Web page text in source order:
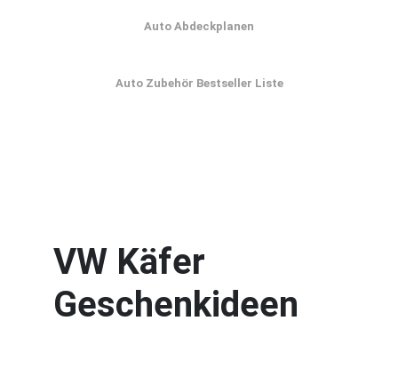
Auto Abdeckplanen
Auto Zubehör Bestseller Liste
VW Käfer
Geschenkideen